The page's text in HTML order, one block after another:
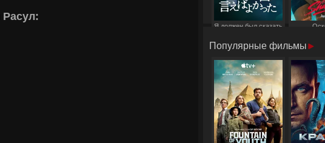
Я должен был сказать
Популярные фильмы